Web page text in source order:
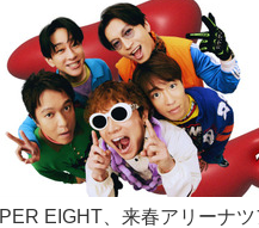
EIGHT、来春アリーナ